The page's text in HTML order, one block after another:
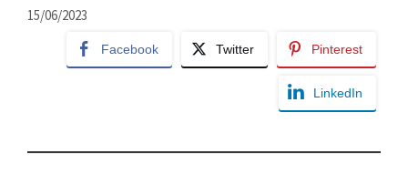
15/06/2023
Facebook Twitter Pinterest
LinkedIn